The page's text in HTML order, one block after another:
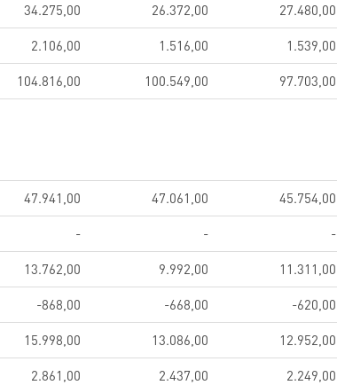
34.275,00 26.372,00 27.480,00
2.106,00 1.516,00 1.539,00
104.816,00 100.549,00 97.703,00
47.941,00 47.061,00 45.754,00
- - -
13.762,00 9.992,00 11.311,00
-868,00 -668,00 -620,00
15.998,00 13.086,00 12.952,00
2.861,00 2.437,00 2.249,00